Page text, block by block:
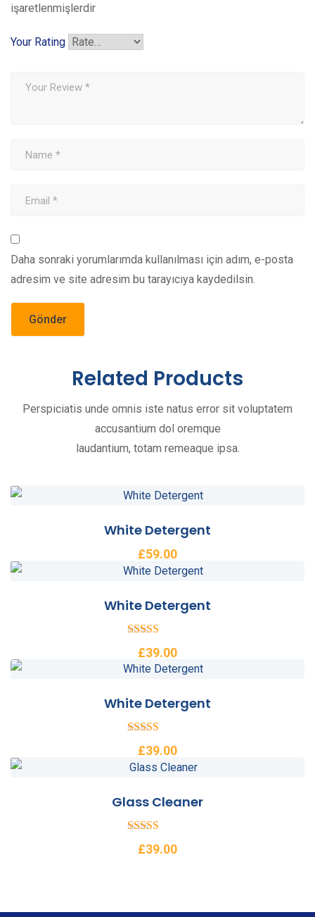
işaretlenmişlerdir
Your Rating
Daha sonraki yorumlarımda kullanılması için adım, e-posta
adresim ve site adresim bu tarayıcıya kaydedilsin.
Related Products
Perspiciatis unde omnis iste natus error sit voluptatem
accusantium dol oremque
laudantium, totam remeaque ipsa.
White Detergent
£59.00
White Detergent
5
üzerinden
4.00
£39.00
White Detergent
5
üzerinden
4.00
£39.00
Glass Cleaner
5
üzerin
£39.00